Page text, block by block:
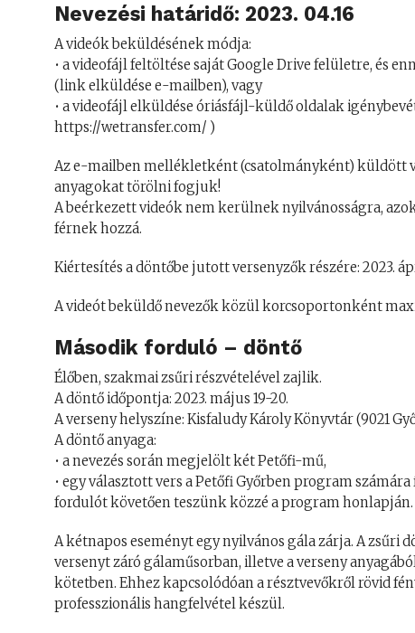
Nevezési határidő: 2023. 04.16
A videók beküldésének módja:
• a videofájl feltöltése saját Google Drive felületre, és
(link elküldése e-mailben), vagy
• a videofájl elküldése óriásfájl-küldő oldalak
https://wetransfer.com/ )
Az e-mailben mellékletként (csatolmányként) küldött
anyagokat törölni fogjuk!
A beérkezett videók nem kerülnek nyilvánosságra,
férnek hozzá.
Kiértesítés a döntőbe jutott versenyzők részére: 2023.
A videót beküldő nevezők közül korcsoportonként
Második forduló – döntő
Élőben, szakmai zsűri részvételével zajlik.
A döntő időpontja: 2023. május 19-20.
A verseny helyszíne: Kisfaludy Károly Könyvtár (9021
A döntő anyaga:
• a nevezés során megjelölt két Petőfi-mű,
• egy választott vers a Petőfi Győrben program
fordulót követően teszünk közzé a program
A kétnapos eseményt egy nyilvános gála zárja. A zsűri
versenyt záró gálaműsorban, illetve a verseny
kötetben. Ehhez kapcsolódóan a résztvevőkről rövid
professzionális hangfelvétel készül.